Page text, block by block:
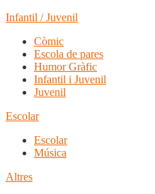
Infantil / Juvenil
Còmic
Escola de pares
Humor Gràfic
Infantil i Juvenil
Juvenil
Escolar
Escolar
Música
Altres